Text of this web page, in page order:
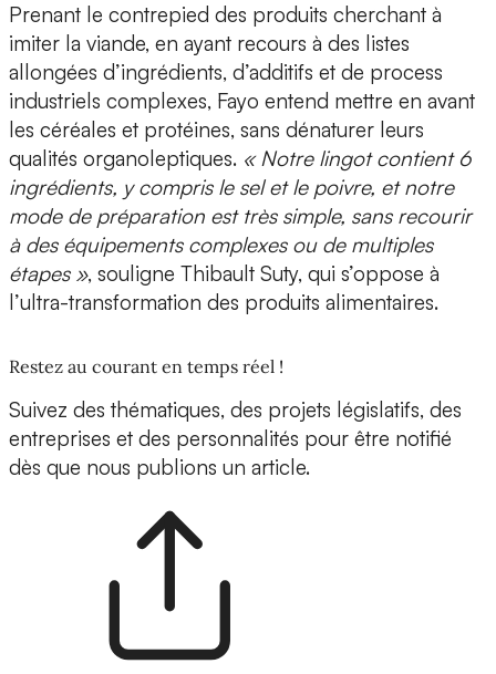
Prenant le contrepied des produits cherchant à
imiter la viande, en ayant recours à des listes
allongées d’ingrédients, d’additifs et de process
industriels complexes, Fayo entend mettre en avant
les céréales et protéines, sans dénaturer leurs
qualités organoleptiques. « Notre lingot contient 6
ingrédients, y compris le sel et le poivre, et notre
mode de préparation est très simple, sans recourir
à des équipements complexes ou de multiples
étapes », souligne Thibault Suty, qui s’oppose à
l’ultra-transformation des produits alimentaires.
Restez au courant en temps réel !
Suivez des thématiques, des projets législatifs, des
entreprises et des personnalités pour être notifié
dès que nous publions un article.